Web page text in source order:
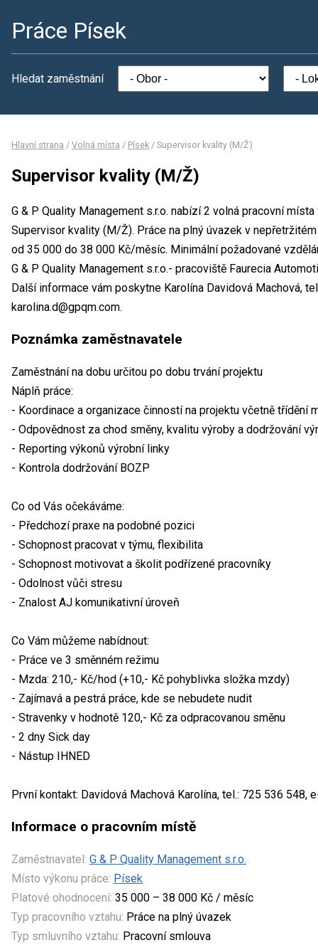
Práce Písek
Hledat zaměstnání
Hlavní strana / Volná místa / Písek / Supervisor kvality (M/Ž)
Supervisor kvality (M/Ž)
G & P Quality Management s.r.o. nabízí 2 volná pracovní
Supervisor kvality (M/Ž). Práce na plný úvazek v
od 35 000 do 38 000 Kč/měsíc. Minimální požadované
G & P Quality Management s.r.o.- pracoviště Faurecia
Další informace vám poskytne Karolína Davidová Machová,
karolina.d@gpqm.com.
Poznámka zaměstnavatele
Zaměstnání na dobu určitou po dobu trvání projektu
Náplň práce:
- Koordinace a organizace činností na projektu včetně třídění
- Odpovědnost za chod směny, kvalitu výroby a dodržování
- Reporting výkonů výrobní linky
- Kontrola dodržování BOZP
Co od Vás očekáváme:
- Předchozí praxe na podobné pozici
- Schopnost pracovat v týmu, flexibilita
- Schopnost motivovat a školit podřízené pracovníky
- Odolnost vůči stresu
- Znalost AJ komunikativní úroveň
Co Vám můžeme nabídnout:
- Práce ve 3 směnném režimu
- Mzda: 210,- Kč/hod (+10,- Kč pohyblivka složka mzdy)
- Zajímavá a pestrá práce, kde se nebudete nudit
- Stravenky v hodnotě 120,- Kč za odpracovanou směnu
- 2 dny Sick day
- Nástup IHNED
První kontakt: Davidová Machová Karolína, tel.: 725 536 548,
Informace o pracovním místě
Zaměstnavatel: G & P Quality Management s.r.o.
Místo výkonu práce: Písek
Platové ohodnocení: 35 000 – 38 000 Kč / měsíc
Typ pracovního vztahu: Práce na plný úvazek
Typ smluvního vztahu: Pracovní smlouva